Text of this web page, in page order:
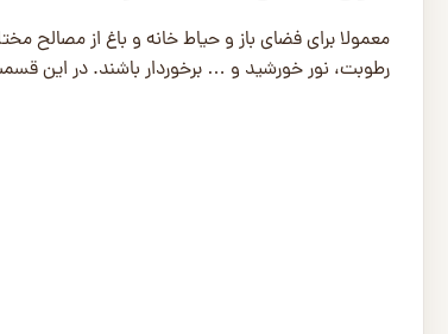
معمولا برای فضای باز و حیاط خانه و باغ از مصالح
رطوبت، نور خورشید و … برخوردار باشند. در این